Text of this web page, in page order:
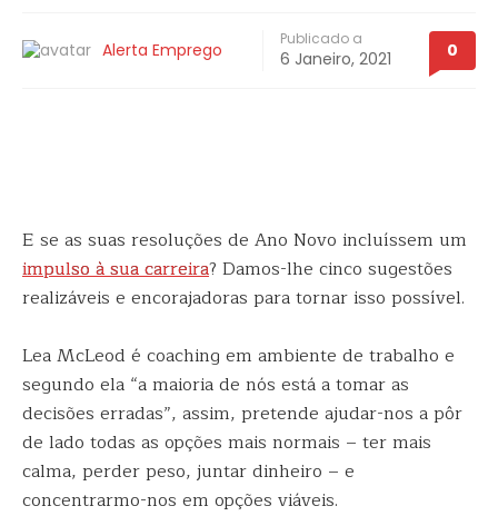
Alerta Emprego
Publicado a
6 Janeiro, 2021 0
E se as suas resoluções de Ano Novo incluíssem um
impulso à sua carreira? Damos-lhe cinco sugestões
realizáveis e encorajadoras para tornar isso possível.
Lea McLeod é coaching em ambiente de trabalho e
segundo ela “a maioria de nós está a tomar as
decisões erradas”, assim, pretende ajudar-nos a pôr
de lado todas as opções mais normais – ter mais
calma, perder peso, juntar dinheiro – e
concentrarmo-nos em opções viáveis.